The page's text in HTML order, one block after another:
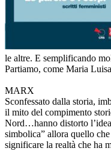
le altre. E semplificando
Partiamo, come Maria
MARX
Sconfessato dalla storia,
il mito del compimento
Nord…hanno distorto
simbolica” allora quello
significare la realtà che ha